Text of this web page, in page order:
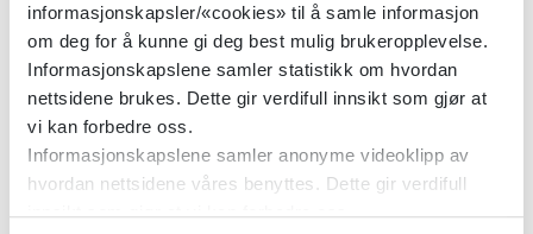
informasjonskapsler/«cookies» til å samle informasjon
om deg for å kunne gi deg best mulig brukeropplevelse.
Informasjonskapslene samler statistikk om hvordan
nettsidene brukes. Dette gir verdifull innsikt som gjør at
vi kan forbedre oss.
Informasjonskapslene samler anonyme videoklipp av
hvordan nettsidene våres benyttes. Dette gir verdifull
innsikt som gjør at vi kan forbedre oss.
Detaljer
Økonomiske, arbeidsrelaterte og
regulerende faktorer som påvirker
effekten av individuell jobbstøtte
(IPS) for personer med alvorlig